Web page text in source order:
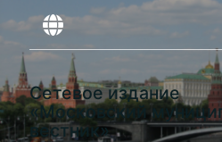
Сетевое издание
«Московский
вестник»